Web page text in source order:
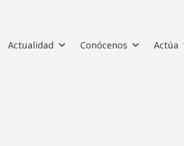
Actualidad Conócenos Actúa